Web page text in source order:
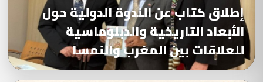
إطلاق كتاب عن الندوة الدولية حول
الأبعاد التاريخية والدبلوماسية
للعلاقات بين المغرب والنمسا